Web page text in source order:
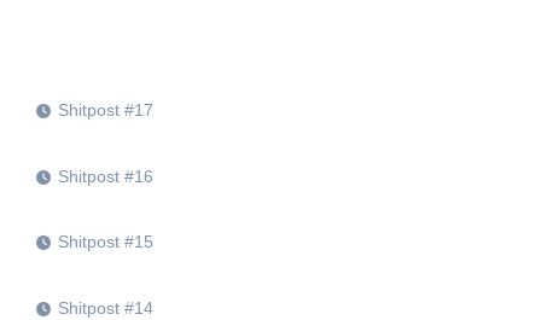
Shitpost #17
Shitpost #16
Shitpost #15
Shitpost #14